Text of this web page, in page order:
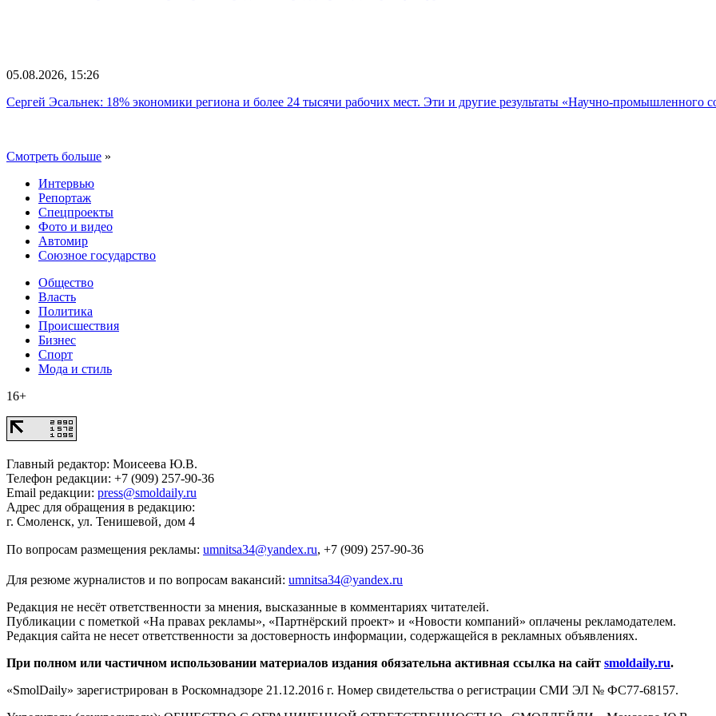
05.08.2026, 15:26
Сергей Эсальнек: 18% экономики региона и более 24 тысячи рабочих мест. Эти и другие результаты «Научно-промышленного
Смотреть больше »
Интервью
Репортаж
Спецпроекты
Фото и видео
Автомир
Союзное государство
Общество
Власть
Политика
Происшествия
Бизнес
Спорт
Мода и стиль
16+
Главный редактор: Моисеева Ю.В.
Телефон редакции: +7 (909) 257-90-36
Email редакции: press@smoldaily.ru
Адрес для обращения в редакцию:
г. Смоленск, ул. Тенишевой, дом 4
По вопросам размещения рекламы: umnitsa34@yandex.ru, +7 (909) 257-90-36
Для резюме журналистов и по вопросам вакансий: umnitsa34@yandex.ru
Редакция не несёт ответственности за мнения, высказанные в комментариях читателей.
Публикации с пометкой «На правах рекламы», «Партнёрский проект» и «Новости компаний» оплачены рекламодателем.
Редакция сайта не несет ответственности за достоверность информации, содержащейся в рекламных объявлениях.
При полном или частичном использовании материалов издания обязательна активная ссылка на сайт smoldaily.ru.
«SmolDaily» зарегистрирован в Роскомнадзоре 21.12.2016 г. Номер свидетельства о регистрации СМИ ЭЛ № ФС77-68157.